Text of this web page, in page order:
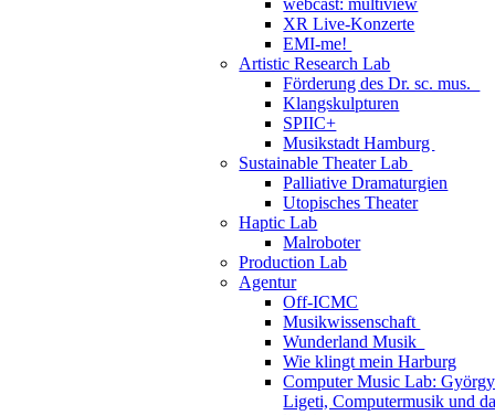
webcast: multiview
XR Live-Konzerte
EMI-me!
Artistic Research Lab
Förderung des Dr. sc. mus.
Klangskulpturen
SPIIC+
Musikstadt Hamburg
Sustainable Theater Lab
Palliative Dramaturgien
Utopisches Theater
Haptic Lab
Malroboter
Production Lab
Agentur
Off-ICMC
Musikwissenschaft
Wunderland Musik
Wie klingt mein Harburg
Computer Music Lab: György
Ligeti, Computermusik und